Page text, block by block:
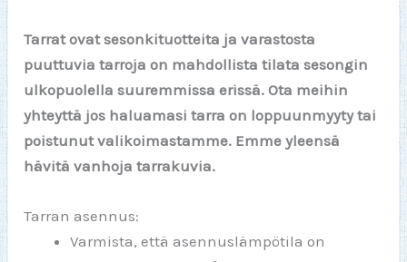
Tarrat ovat sesonkituotteita ja varastosta
puuttuvia tarroja on mahdollista tilata sesongin
ulkopuolella suuremmissa erissä. Ota meihin
yhteyttä jos haluamasi tarra on loppuunmyyty tai
poistunut valikoimastamme. Emme yleensä
hävitä vanhoja tarrakuvia.
Tarran asennus:
Varmista, että asennuslämpötila on